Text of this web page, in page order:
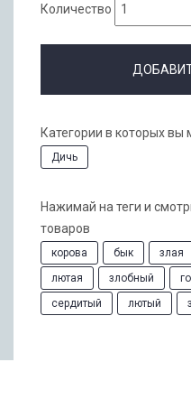
Количество
Категории в которых
Дичь
Нажимай на теги и
товаров
корова бык злая
лютая
злобный
сердитый
лютый